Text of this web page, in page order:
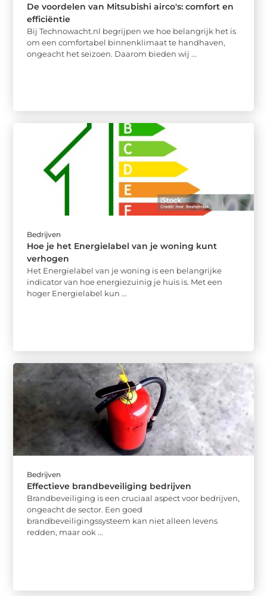
De voordelen van Mitsubishi airco's: comfort en
efficiëntie
Bij Technowacht.nl begrijpen we hoe belangrijk het is
om een comfortabel binnenklimaat te handhaven,
ongeacht het seizoen. Daarom bieden wij ...
Bedrijven
Hoe je het Energielabel van je woning kunt
verhogen
Het Energielabel van je woning is een belangrijke
indicator van hoe energiezuinig je huis is. Met een
hoger Energielabel kun ...
Bedrijven
Effectieve brandbeveiliging bedrijven
Brandbeveiliging is een cruciaal aspect voor bedrijven,
ongeacht de sector. Een goed
brandbeveiligingssysteem kan niet alleen levens
redden, maar ook ...